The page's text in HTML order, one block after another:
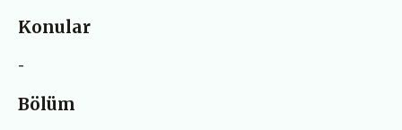
Konular
-
Bölüm